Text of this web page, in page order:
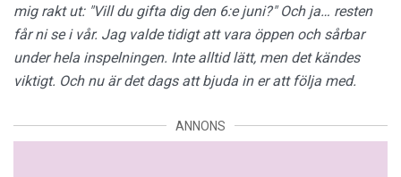
mig rakt ut: "Vill du gifta dig den 6:e juni?" Och ja… resten
får ni se i vår. Jag valde tidigt att vara öppen och sårbar
under hela inspelningen. Inte alltid lätt, men det kändes
viktigt. Och nu är det dags att bjuda in er att följa med.
ANNONS